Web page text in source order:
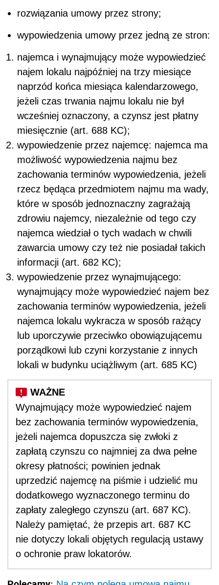
rozwiązania umowy przez strony;
wypowiedzenia umowy przez jedną ze stron:
najemca i wynajmujący może wypowiedzieć
najem lokalu najpóźniej na trzy miesiące
naprzód końca miesiąca kalendarzowego,
jeżeli czas trwania najmu lokalu nie był
wcześniej oznaczony, a czynsz jest płatny
miesięcznie (art. 688 KC);
wypowiedzenie przez najemcę: najemca ma
możliwość wypowiedzenia najmu bez
zachowania terminów wypowiedzenia, jeżeli
rzecz będąca przedmiotem najmu ma wady,
które w sposób jednoznaczny zagrażają
zdrowiu najemcy, niezależnie od tego czy
najemca wiedział o tych wadach w chwili
zawarcia umowy czy też nie posiadał takich
informacji (art. 682 KC);
wypowiedzenie przez wynajmującego:
wynajmujący może wypowiedzieć najem bez
zachowania terminów wypowiedzenia, jeżeli
najemca lokalu wykracza w sposób rażący
lub uporczywie przeciwko obowiązującemu
porządkowi lub czyni korzystanie z innych
lokali w budynku uciążliwym (art. 685 KC)
Wynajmujący może wypowiedzieć najem
bez zachowania terminów wypowiedzenia,
jeżeli najemca dopuszcza się zwłoki z
zapłatą czynszu co najmniej za dwa pełne
okresy płatności; powinien jednak
uprzedzić najemcę na piśmie i udzielić mu
dodatkowego wyznaczonego terminu do
zapłaty zaległego czynszu (art. 687 KC).
Należy pamiętać, że przepis art. 687 KC
nie dotyczy lokali objętych regulacją ustawy
o ochronie praw lokatorów.